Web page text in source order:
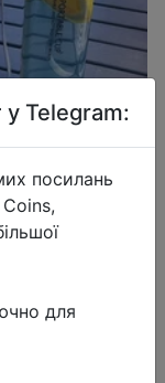
чаша для
у Telegram:
посилань
для